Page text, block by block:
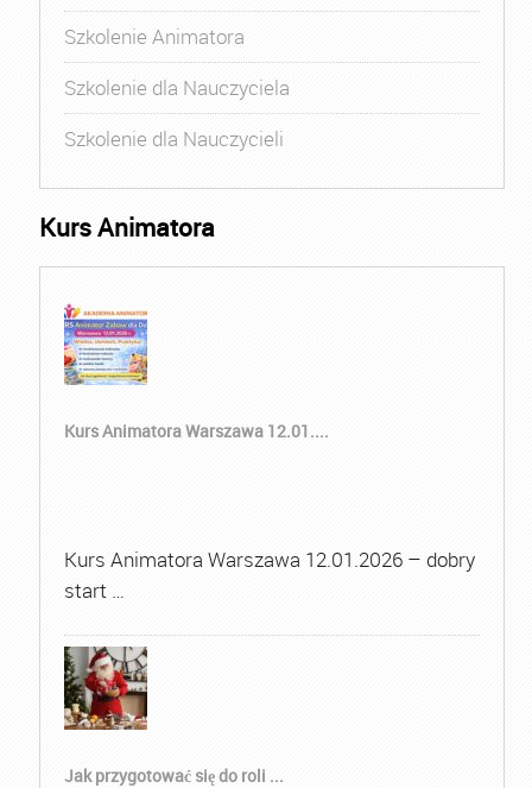
Szkolenie Animatora
Szkolenie dla Nauczyciela
Szkolenie dla Nauczycieli
Kurs Animatora
Kurs Animatora Warszawa 12.01....
Kurs Animatora Warszawa 12.01.2026 – dobry
start …
Jak przygotować się do roli ...